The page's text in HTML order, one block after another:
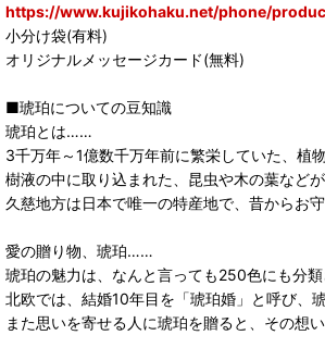
https://www.kujikohaku.net/phone/
小分け袋(有料)
オリジナルメッセージカード(無料)
■琥珀についての豆知識
琥珀とは……
3千万年～1億数千万年前に繁栄していた、植
樹液の中に取り込まれた、昆虫や木の葉など
久慈地方は日本で唯一の特産地で、昔からお
愛の贈り物、琥珀……
琥珀の魅力は、なんと言っても250色にも分
北欧では、結婚10年目を「琥珀婚」と呼び、
また思いを寄せる人に琥珀を贈ると、その想